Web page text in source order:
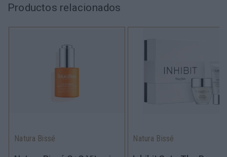
Productos relacionados
Natura Bissé Natura Bissé